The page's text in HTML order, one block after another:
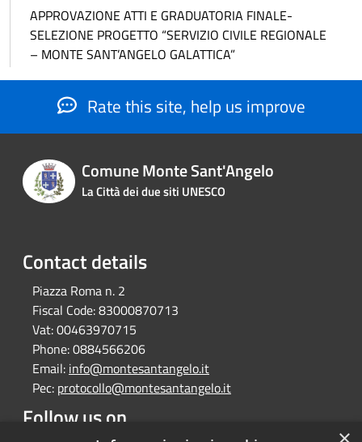
APPROVAZIONE ATTI E GRADUATORIA FINALE-
SELEZIONE PROGETTO “SERVIZIO CIVILE REGIONALE
– MONTE SANT’ANGELO GALATTICA”
Rate this site, help us improve
Comune Monte Sant'Angelo
La Città dei due siti UNESCO
Contact details
Piazza Roma n. 2
Fiscal Code:83000870713
Vat:00463970715
Phone:0884566206
Email: info@montesantangelo.it
Pec: protocollo@montesantangelo.it
Follow us on